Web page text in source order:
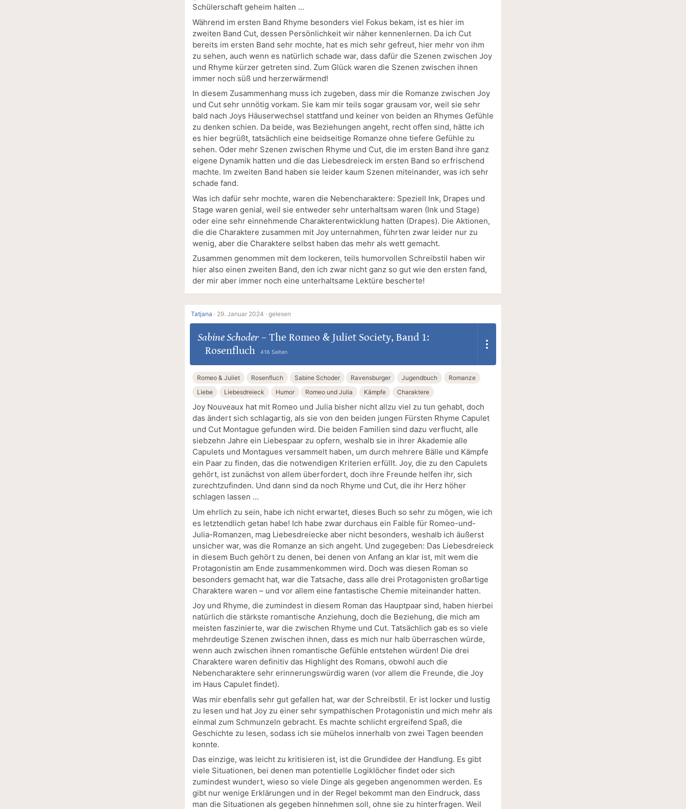
Schülerschaft geheim halten …
Während im ersten Band Rhyme besonders viel Fokus bekam, ist es hier im
zweiten Band Cut, dessen Persönlichkeit wir näher kennenlernen. Da ich Cut
bereits im ersten Band sehr mochte, hat es mich sehr gefreut, hier mehr von ihm
zu sehen, auch wenn es natürlich schade war, dass dafür die Szenen zwischen Joy
und Rhyme kürzer getreten sind. Zum Glück waren die Szenen zwischen ihnen
immer noch süß und herzerwärmend!
In diesem Zusammenhang muss ich zugeben, dass mir die Romanze zwischen Joy
und Cut sehr unnötig vorkam. Sie kam mir teils sogar grausam vor, weil sie sehr
bald nach Joys Häuserwechsel stattfand und keiner von beiden an Rhymes Gefühle
zu denken schien. Da beide, was Beziehungen angeht, recht offen sind, hätte ich
es hier begrüßt, tatsächlich eine beidseitige Romanze ohne tiefere Gefühle zu
sehen. Oder mehr Szenen zwischen Rhyme und Cut, die im ersten Band ihre ganz
eigene Dynamik hatten und die das Liebesdreieck im ersten Band so erfrischend
machte. Im zweiten Band haben sie leider kaum Szenen miteinander, was ich sehr
schade fand.
Was ich dafür sehr mochte, waren die Nebencharaktere: Speziell Ink, Drapes und
Stage waren genial, weil sie entweder sehr unterhaltsam waren (Ink und Stage)
oder eine sehr einnehmende Charakterentwicklung hatten (Drapes). Die Aktionen,
die die Charaktere zusammen mit Joy unternahmen, führten zwar leider nur zu
wenig, aber die Charaktere selbst haben das mehr als wett gemacht.
Zusammen genommen mit dem lockeren, teils humorvollen Schreibstil haben wir
hier also einen zweiten Band, den ich zwar nicht ganz so gut wie den ersten fand,
der mir aber immer noch eine unterhaltsame Lektüre bescherte!
Tatjana · 29. Januar 2024 · gelesen
Sabine Schoder– The Romeo & Juliet Society, Band 1:
Rosenfluch
416 Seiten
Romeo & Juliet Rosenfluch Sabine Schoder Ravensburger Jugendbuch
Romanze
Liebe
Liebesdreieck Humor Romeo und Julia Kämpfe Charaktere
Joy Nouveaux hat mit Romeo und Julia bisher nicht allzu viel zu tun gehabt, doch
das ändert sich schlagartig, als sie von den beiden jungen Fürsten Rhyme Capulet
und Cut Montague gefunden wird. Die beiden Familien sind dazu verflucht, alle
siebzehn Jahre ein Liebespaar zu opfern, weshalb sie in ihrer Akademie alle
Capulets und Montagues versammelt haben, um durch mehrere Bälle und Kämpfe
ein Paar zu finden, das die notwendigen Kriterien erfüllt. Joy, die zu den Capulets
gehört, ist zunächst von allem überfordert, doch ihre Freunde helfen ihr, sich
zurechtzufinden. Und dann sind da noch Rhyme und Cut, die ihr Herz höher
schlagen lassen …
Um ehrlich zu sein, habe ich nicht erwartet, dieses Buch so sehr zu mögen, wie ich
es letztendlich getan habe! Ich habe zwar durchaus ein Faible für Romeo-und-
Julia-Romanzen, mag Liebesdreiecke aber nicht besonders, weshalb ich äußerst
unsicher war, was die Romanze an sich angeht. Und zugegeben: Das Liebesdreieck
in diesem Buch gehört zu denen, bei denen von Anfang an klar ist, mit wem die
Protagonistin am Ende zusammenkommen wird. Doch was diesen Roman so
besonders gemacht hat, war die Tatsache, dass alle drei Protagonisten großartige
Charaktere waren – und vor allem eine fantastische Chemie miteinander hatten.
Joy und Rhyme, die zumindest in diesem Roman das Hauptpaar sind, haben hierbei
natürlich die stärkste romantische Anziehung, doch die Beziehung, die mich am
meisten faszinierte, war die zwischen Rhyme und Cut. Tatsächlich gab es so viele
mehrdeutige Szenen zwischen ihnen, dass es mich nur halb überraschen würde,
wenn auch zwischen ihnen romantische Gefühle entstehen würden! Die drei
Charaktere waren definitiv das Highlight des Romans, obwohl auch die
Nebencharaktere sehr erinnerungswürdig waren (vor allem die Freunde, die Joy
im Haus Capulet findet).
Was mir ebenfalls sehr gut gefallen hat, war der Schreibstil. Er ist locker und lustig
zu lesen und hat Joy zu einer sehr sympathischen Protagonistin und mich mehr als
einmal zum Schmunzeln gebracht. Es machte schlicht ergreifend Spaß, die
Geschichte zu lesen, sodass ich sie mühelos innerhalb von zwei Tagen beenden
konnte.
Das einzige, was leicht zu kritisieren ist, ist die Grundidee der Handlung. Es gibt
viele Situationen, bei denen man potentielle Logiklöcher findet oder sich
zumindest wundert, wieso so viele Dinge als gegeben angenommen werden. Es
gibt nur wenige Erklärungen und in der Regel bekommt man den Eindruck, dass
man die Situationen als gegeben hinnehmen soll, ohne sie zu hinterfragen. Weil